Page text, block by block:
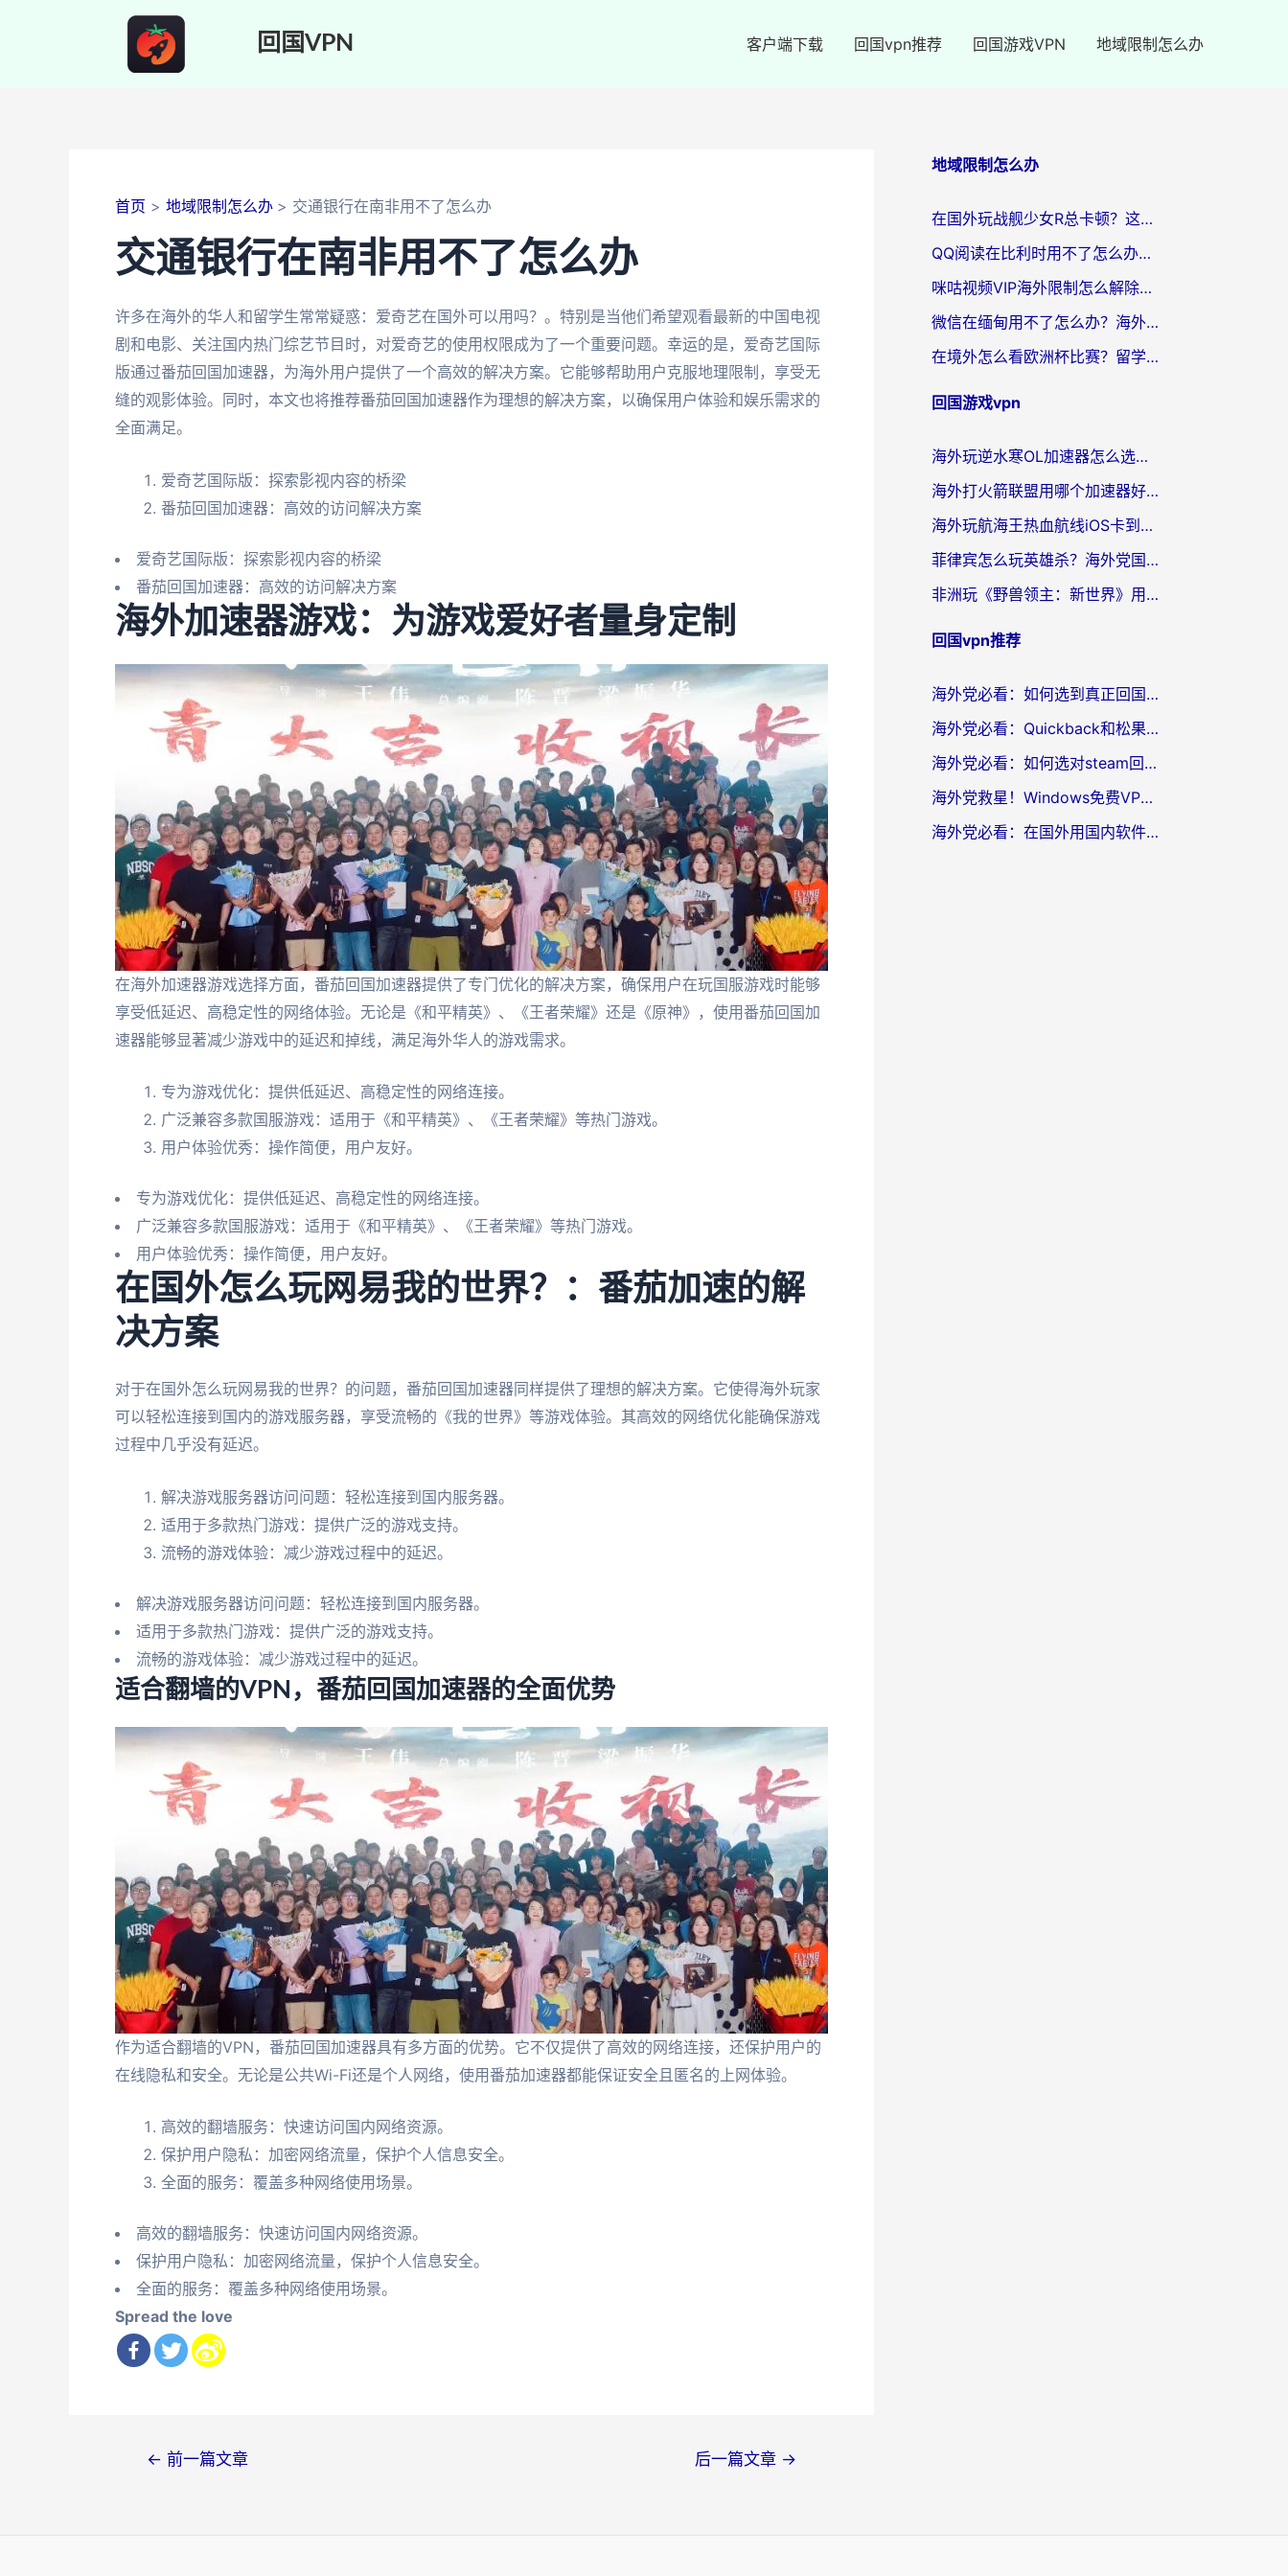
回国VPN 客户端下载 回国vpn推荐 回国游戏VPN 地域限制怎么办
首页 地域限制怎么办 交通银行在南非用不了怎么办
交通银行在南非用不了怎么办
许多在海外的华人和留学生常常疑惑：爱奇艺在国外可以用吗？。特别是当他们希望观看最新的中国电视
剧和电影、关注国内热门综艺节目时，对爱奇艺的使用权限成为了一个重要问题。幸运的是，爱奇艺国际
版通过番茄回国加速器，为海外用户提供了一个高效的解决方案。它能够帮助用户克服地理限制，享受无
缝的观影体验。同时，本文也将推荐番茄回国加速器作为理想的解决方案，以确保用户体验和娱乐需求的
全面满足。
爱奇艺国际版：探索影视内容的桥梁
番茄回国加速器：高效的访问解决方案
爱奇艺国际版：探索影视内容的桥梁
番茄回国加速器：高效的访问解决方案
海外加速器游戏：为游戏爱好者量身定制
在海外加速器游戏选择方面，番茄回国加速器提供了专门优化的解决方案，确保用户在玩国服游戏时能够
享受低延迟、高稳定性的网络体验。无论是《和平精英》、《王者荣耀》还是《原神》，使用番茄回国加
速器能够显著减少游戏中的延迟和掉线，满足海外华人的游戏需求。
专为游戏优化：提供低延迟、高稳定性的网络连接。
广泛兼容多款国服游戏：适用于《和平精英》、《王者荣耀》等热门游戏。
用户体验优秀：操作简便，用户友好。
专为游戏优化：提供低延迟、高稳定性的网络连接。
广泛兼容多款国服游戏：适用于《和平精英》、《王者荣耀》等热门游戏。
用户体验优秀：操作简便，用户友好。
在国外怎么玩网易我的世界？：番茄加速的解
决方案
对于在国外怎么玩网易我的世界？的问题，番茄回国加速器同样提供了理想的解决方案。它使得海外玩家
可以轻松连接到国内的游戏服务器，享受流畅的《我的世界》等游戏体验。其高效的网络优化能确保游戏
过程中几乎没有延迟。
解决游戏服务器访问问题：轻松连接到国内服务器。
适用于多款热门游戏：提供广泛的游戏支持。
流畅的游戏体验：减少游戏过程中的延迟。
解决游戏服务器访问问题：轻松连接到国内服务器。
适用于多款热门游戏：提供广泛的游戏支持。
流畅的游戏体验：减少游戏过程中的延迟。
适合翻墙的VPN，番茄回国加速器的全面优势
作为适合翻墙的VPN，番茄回国加速器具有多方面的优势。它不仅提供了高效的网络连接，还保护用户的
在线隐私和安全。无论是公共Wi-Fi还是个人网络，使用番茄加速器都能保证安全且匿名的上网体验。
高效的翻墙服务：快速访问国内网络资源。
保护用户隐私：加密网络流量，保护个人信息安全。
全面的服务：覆盖多种网络使用场景。
高效的翻墙服务：快速访问国内网络资源。
保护用户隐私：加密网络流量，保护个人信息安全。
全面的服务：覆盖多种网络使用场景。
Spread the love
← 前一篇文章 后一篇文章 →
地域限制怎么办
在国外玩战舰少女R总卡顿？这篇攻略帮你流畅开舰+解锁国内影音
QQ阅读在比利时用不了怎么办？海外党亲测的跨区上网解决方案
咪咕视频VIP海外限制怎么解除？海外党亲测有效的回国加速方案
微信在缅甸用不了怎么办？海外华人必看的回国加速全攻略
在境外怎么看欧洲杯比赛？留学生亲测：用对回国加速器就能解决
回国游戏vpn
海外玩逆水寒OL加速器怎么选？老玩家亲测的避坑指南
海外打火箭联盟用哪个加速器好？2026实测指南帮你告别延迟卡顿
海外玩航海王热血航线iOS卡到崩溃？别慌，这篇指南解决你的国服游戏加速难题
菲律宾怎么玩英雄杀？海外党国服游戏畅玩指南（附延迟解决秘籍）
非洲玩《野兽领主：新世界》用什么加速器好？留学生亲测有效的解决方案
回国vpn推荐
海外党必看：如何选到真正回国好用的VPN？实测+避坑指南
海外党必看：Quickback和松果好用吗？3步教你选对回国加速器无缝刷国内资源
海外党必看：如何选对steam回国加速器？从踩坑到无缝访问国内资源的全攻略
海外党救星！Windows免费VPN下载+3步搞定国内资源无缝访问
海外党必看：在国外用国内软件用什么加速器好？解决追剧游戏办公的终极指南